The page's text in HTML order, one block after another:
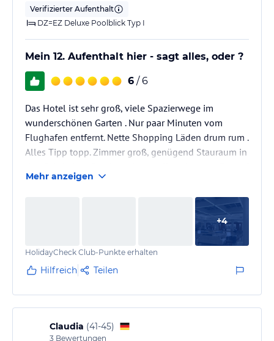
Verifizierter Aufenthalt
DZ=EZ Deluxe Poolblick Typ I
Mein 12. Aufenthalt hier - sagt alles, oder ?
6 / 6
Das Hotel ist sehr groß, viele Spazierwege im
wunderschönen Garten . Nur paar Minuten vom
Flughafen entfernt. Nette Shopping Läden drum rum .
Alles Tipp topp. Zimmer groß, genügend Stauraum in
meinen Begriff prima ( Liebe aber kein Fleisch )
Beeindruckender Ausblick vom Balkon ( 5. Etage) ich
finde es alles in allem wunderschön deshalb war ich
Mehr anzeigen
+4
HolidayCheck Club-Punkte erhalten
Hilfreich Teilen
Claudia (41-45)
3 Bewertungen